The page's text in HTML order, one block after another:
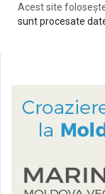
Acest site
sunt procesate